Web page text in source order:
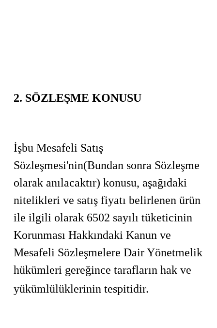
2. SÖZLEŞME KONUSU
İşbu Mesafeli Satış
Sözleşmesi'nin(Bundan sonra Sözleşme
olarak anılacaktır) konusu, aşağıdaki
nitelikleri ve satış fiyatı belirlenen ürün
ile ilgili olarak 6502 sayılı tüketicinin
Korunması Hakkındaki Kanun ve
Mesafeli Sözleşmelere Dair Yönetmelik
hükümleri gereğince tarafların hak ve
yükümlülüklerinin tespitidir.